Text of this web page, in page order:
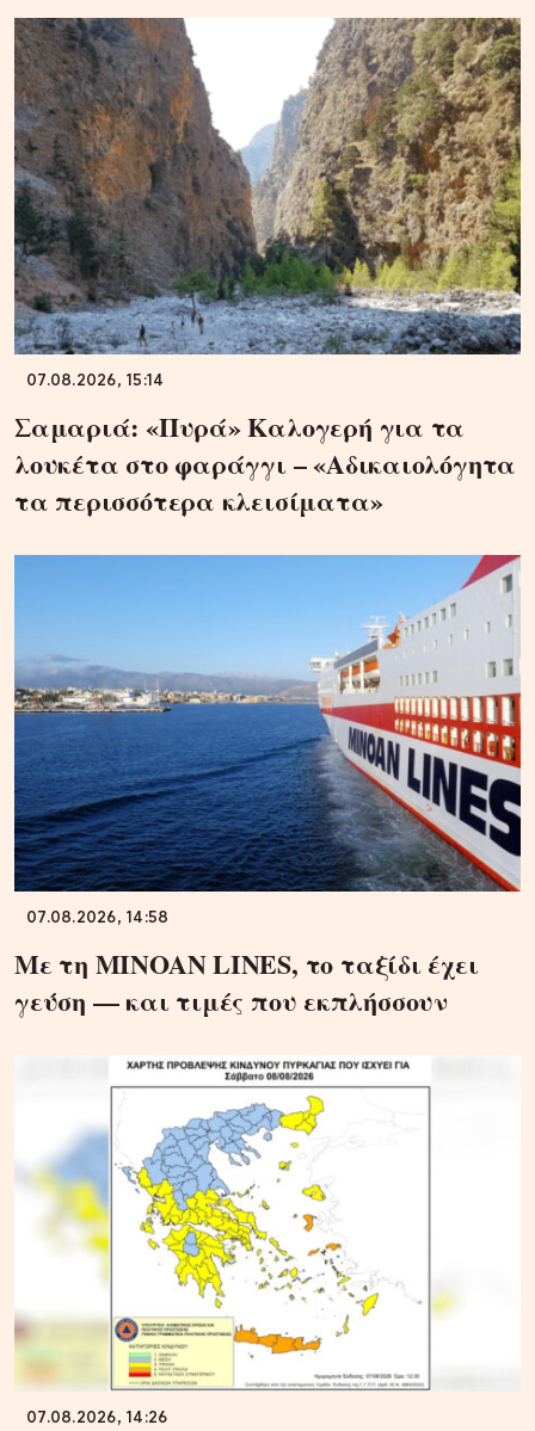
07.08.2026, 15:14
Σαμαριά: «Πυρά» Καλογερή για τα
λουκέτα στο φαράγγι – «Αδικαιολόγητα
τα περισσότερα κλεισίματα»
07.08.2026, 14:58
Με τη MINOAN LINES, το ταξίδι έχει
γεύση — και τιμές που εκπλήσσουν
07.08.2026, 14:26